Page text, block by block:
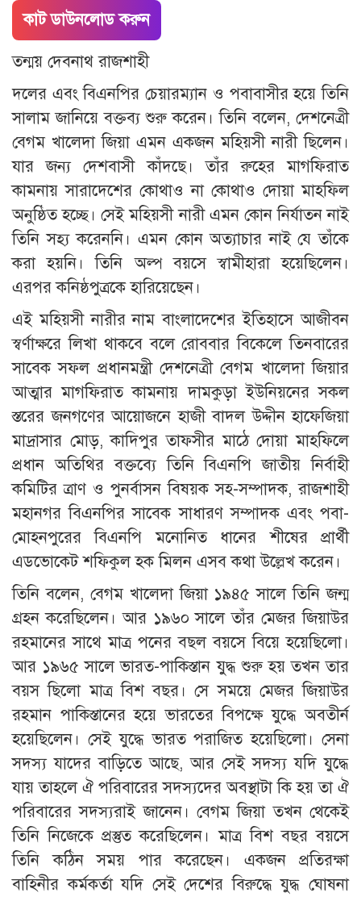
কাট ডাউনলোড করুন
তন্ময় দেবনাথ রাজশাহী
দলের এবং বিএনপির চেয়ারম্যান ও পবাবাসীর হয়ে তিনি
সালাম জানিয়ে বক্তব্য শুরু করেন। তিনি বলেন, দেশনেত্রী
বেগম খালেদা জিয়া এমন একজন মহিয়সী নারী ছিলেন।
যার জন্য দেশবাসী কাঁদছে। তাঁর রুহের মাগফিরাত
কামনায় সারাদেশের কোথাও না কোথাও দোয়া মাহফিল
অনুষ্ঠিত হচ্ছে। সেই মহিয়সী নারী এমন কোন নির্যাতন নাই
তিনি সহ্য করেননি। এমন কোন অত্যাচার নাই যে তাঁকে
করা হয়নি। তিনি অল্প বয়সে স্বামীহারা হয়েছিলেন।
এরপর কনিষ্ঠপুত্রকে হারিয়েছেন।
এই মহিয়সী নারীর নাম বাংলাদেশের ইতিহাসে আজীবন
স্বর্ণাক্ষরে লিখা থাকবে বলে রোববার বিকেলে তিনবারের
সাবেক সফল প্রধানমন্ত্রী দেশনেত্রী বেগম খালেদা জিয়ার
আত্মার মাগফিরাত কামনায় দামকুড়া ইউনিয়নের সকল
স্তরের জনগণের আয়োজনে হাজী বাদল উদ্দীন হাফেজিয়া
মাদ্রাসার মোড়, কাদিপুর তাফসীর মাঠে দোয়া মাহফিলে
প্রধান অতিথির বক্তব্যে তিনি বিএনপি জাতীয় নির্বাহী
কমিটির ত্রাণ ও পুনর্বাসন বিষয়ক সহ-সম্পাদক, রাজশাহী
মহানগর বিএনপির সাবেক সাধারণ সম্পাদক এবং পবা-
মোহনপুরের বিএনপি মনোনিত ধানের শীষের প্রার্থী
এডভোকেট শফিকুল হক মিলন এসব কথা উল্লেখ করেন।
তিনি বলেন, বেগম খালেদা জিয়া ১৯৪৫ সালে তিনি জন্ম
গ্রহন করেছিলেন। আর ১৯৬০ সালে তাঁর মেজর জিয়াউর
রহমানের সাথে মাত্র পনের বছল বয়সে বিয়ে হয়েছিলো।
আর ১৯৬৫ সালে ভারত-পাকিস্তান যুদ্ধ শুরু হয় তখন তার
বয়স ছিলো মাত্র বিশ বছর। সে সময়ে মেজর জিয়াউর
রহমান পাকিস্তানের হয়ে ভারতের বিপক্ষে যুদ্ধে অবতীর্ন
হয়েছিলেন। সেই যুদ্ধে ভারত পরাজিত হয়েছিলো। সেনা
সদস্য যাদের বাড়িতে আছে, আর সেই সদস্য যদি যুদ্ধে
যায় তাহলে ঐ পরিবারের সদস্যদের অবস্থাটা কি হয় তা ঐ
পরিবারের সদস্যরাই জানেন। বেগম জিয়া তখন থেকেই
তিনি নিজেকে প্রস্তুত করেছিলেন। মাত্র বিশ বছর বয়সে
তিনি কঠিন সময় পার করেছেন। একজন প্রতিরক্ষা
বাহিনীর কর্মকর্তা যদি সেই দেশের বিরুদ্ধে যুদ্ধ ঘোষনা